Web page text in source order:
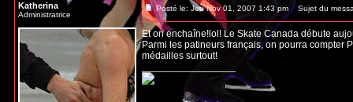
Katherina
Administratrice
Posté le: Jeu Nov 01, 2007 1:43 pm Sujet du
Et on enchaîne!lol! Le Skate Canada débute
Parmi les patineurs français, on pourra compter
médailles surtout!